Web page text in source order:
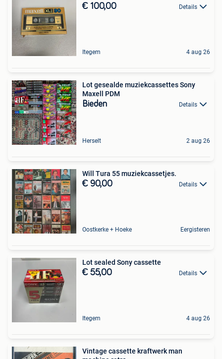
€ 100,00 Details
Itegem 4 aug 26
Lot gesealde muziekcassettes Sony
Maxell PDM
Bieden Details
Herselt 2 aug 26
Will Tura 55 muziekcassetjes.
€ 90,00 Details
Oostkerke + Hoeke Eergisteren
Lot sealed Sony cassette
€ 55,00 Details
Itegem 4 aug 26
Vintage cassette kraftwerk man